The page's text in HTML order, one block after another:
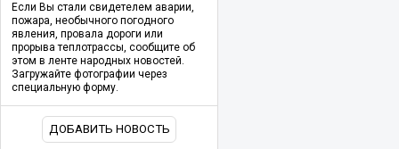
Если Вы стали свидетелем аварии,
пожара, необычного погодного
явления, провала дороги или
прорыва теплотрассы, сообщите об
этом в ленте народных новостей.
Загружайте фотографии через
специальную форму.
ДОБАВИТЬ НОВОСТЬ